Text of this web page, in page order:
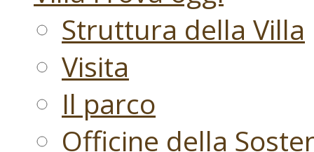
Struttura della Villa
Visita
Il parco
Officine della